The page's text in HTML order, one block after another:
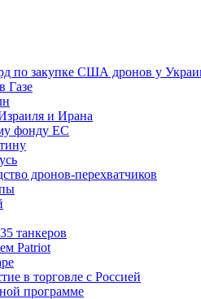
по закупке США дронов у
Газе
и Ирана
фонду ЕС
дронов-перехватчиков
танкеров
Patriot
в торговле с Россией
программе